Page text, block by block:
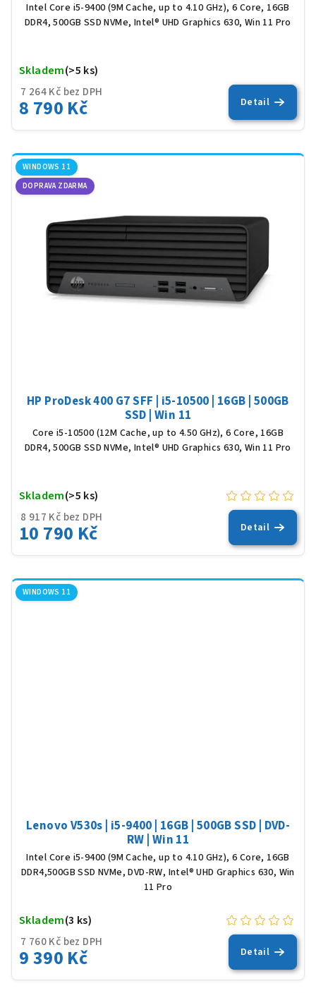
Intel Core i5-9400 (9M Cache, up to 4.10 GHz), 6 Core, 16GB
DDR4, 500GB SSD NVMe, Intel® UHD Graphics 630, Win 11 Pro
7 264 Kč bez DPH
8 790 Kč
Skladem(>5 ks)
je
5,0
Detail
WINDOWS 11
DOPRAVA ZDARMA
HP ProDesk 400 G7 SFF | i5-10500 | 16GB | 500GB
SSD | Win 11
Core i5-10500 (12M Cache, up to 4.50 GHz), 6 Core, 16GB
DDR4, 500GB SSD NVMe, Intel® UHD Graphics 630, Win 11 Pro
8 917 Kč bez DPH
10 790 Kč
Skladem(>5 ks)
Detail
WINDOWS 11
Lenovo V530s | i5-9400 | 16GB | 500GB SSD | DVD-
RW | Win 11
Intel Core i5-9400 (9M Cache, up to 4.10 GHz), 6 Core, 16GB
DDR4,500GB SSD NVMe, DVD-RW, Intel® UHD Graphics 630, Win
11 Pro
7 760 Kč bez DPH
9 390 Kč
Skladem(3 ks)
Detail